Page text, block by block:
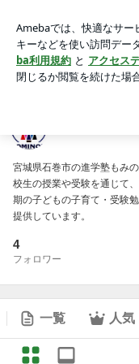
アプリをダウンロード
ょう。
宮城県石巻市の進学塾もみ
校生の授業や受験を通じて
期の子どもの子育て・受験
提供しています。
4
フォロワー
一覧 人気